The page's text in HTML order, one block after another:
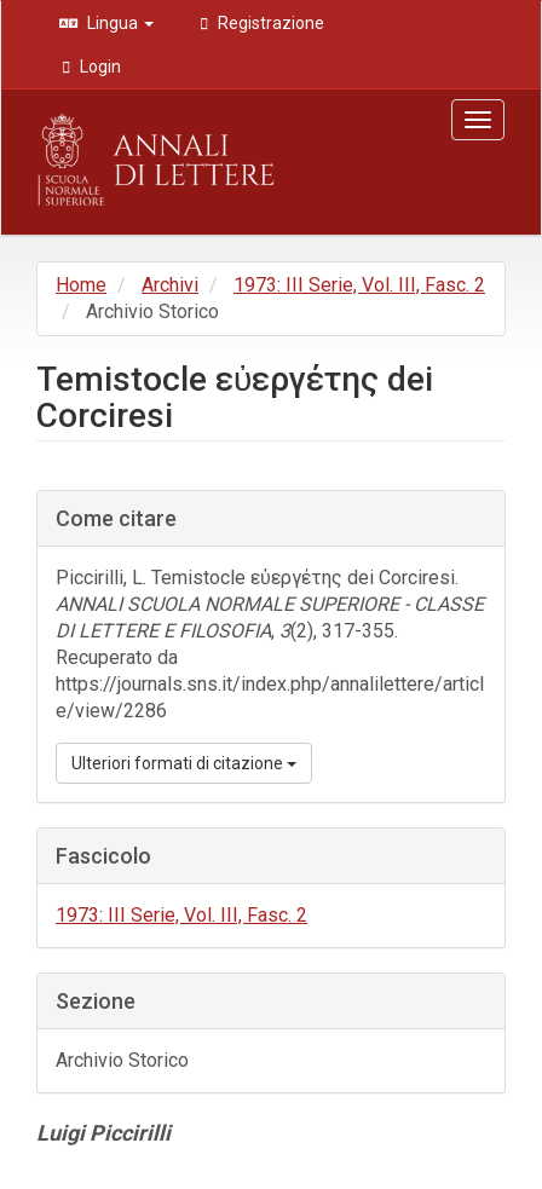
Navigazione
principale
Contenuto
principale
Barra
laterale
Lingua Registrazione
Login
Toggle
Home Archivi
1973: III Serie, Vol. III, Fasc. 2
Archivio Storico
Temistocle εὐεργέτης dei
Corciresi
Barra
laterale
dell'articolo
Come citare
Piccirilli, L. Temistocle εὐεργέτης dei Corciresi.
ANNALI SCUOLA NORMALE SUPERIORE - CLASSE
DI LETTERE E FILOSOFIA, 3(2), 317-355.
Recuperato da
https://journals.sns.it/index.php/annalilettere/articl
e/view/2286
Ulteriori formati di citazione
Fascicolo
1973: III Serie, Vol. III, Fasc. 2
Sezione
Archivio Storico
Contenuto
Luigi Piccirilli